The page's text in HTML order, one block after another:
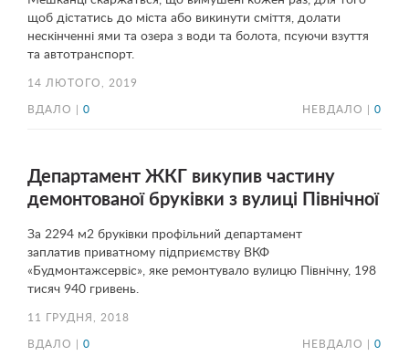
щоб дістатись до міста або викинути сміття, долати
нескінченні ями та озера з води та болота, псуючи взуття
та автотранспорт.
14 ЛЮТОГО, 2019
ВДАЛО | 0 НЕВДАЛО | 0
Департамент ЖКГ викупив частину
демонтованої бруківки з вулиці Північної
За 2294 м2 бруківки профільний департамент
заплатив приватному підприємству ВКФ
«Будмонтажсервіс», яке ремонтувало вулицю Північну, 198
тисяч 940 гривень.
11 ГРУДНЯ, 2018
ВДАЛО | 0 НЕВДАЛО | 0